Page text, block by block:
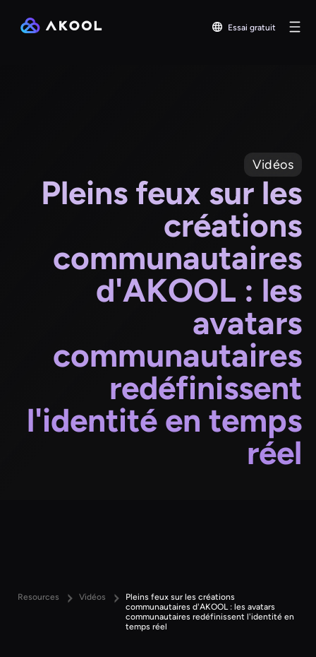
Essai gratuit
Vidéos
Pleins feux sur les
créations
communautaires
d'AKOOL : les
avatars
communautaires
redéfinissent
l'identité en temps
réel
Resources Vidéos
Pleins feux sur les créations
communautaires d'AKOOL : les avatars
communautaires redéfinissent l'identité en
temps réel